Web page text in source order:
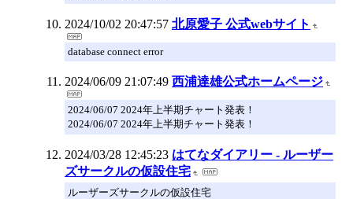
2024/10/02 20:47:57 北原愛子 公式webサイト
database connect error
2024/06/09 21:07:49 西浦達雄公式ホームページ
2024/06/07 2024年上半期チャート発表！
2024/06/07 2024年上半期チャート発表！
2024/03/28 12:45:23 はてなダイアリー - ルーザー
ズサークルの仮設住宅
ルーザーズサークルの仮設住宅